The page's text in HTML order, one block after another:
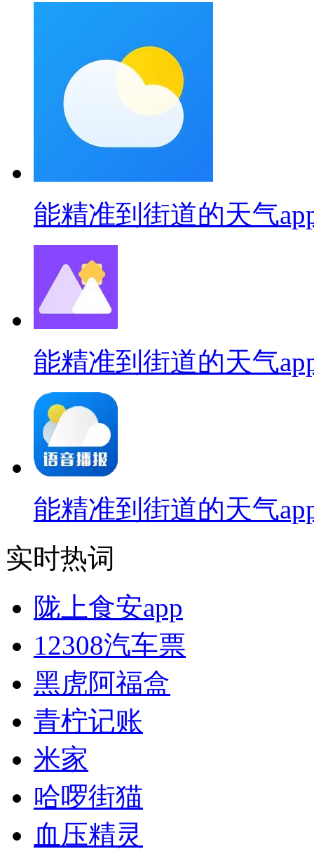
能精准到街道的天气
能精准到街道的天气
能精准到街道的天气
实时热词
陇上食安app
12308汽车票
黑虎阿福盒
青柠记账
米家
哈啰街猫
血压精灵